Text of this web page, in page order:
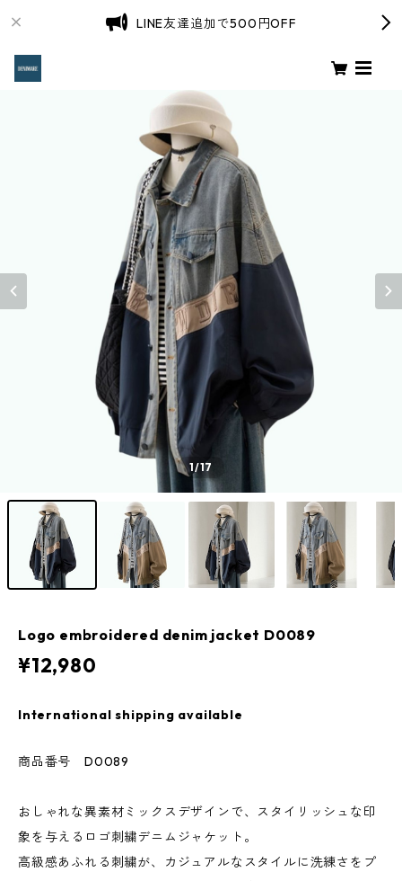
LINE友達追加で500円OFF
1/17
Logo embroidered denim jacket D0089
¥12,980
International shipping available
商品番号 D0089
おしゃれな異素材ミックスデザインで、スタイリッシュな印
象を与えるロゴ刺繍デニムジャケット。
高級感あふれる刺繍が、カジュアルなスタイルに洗練さをプ